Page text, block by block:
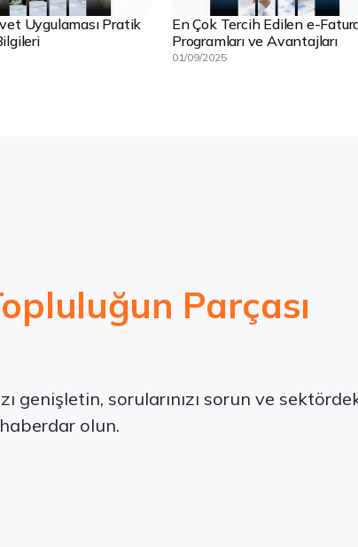
Uygulaması Pratik
En Çok Tercih Edilen e-
Programları ve Avantajları
01/09/2025
Parçası
genişletin, sorularınızı sorun ve
olun.